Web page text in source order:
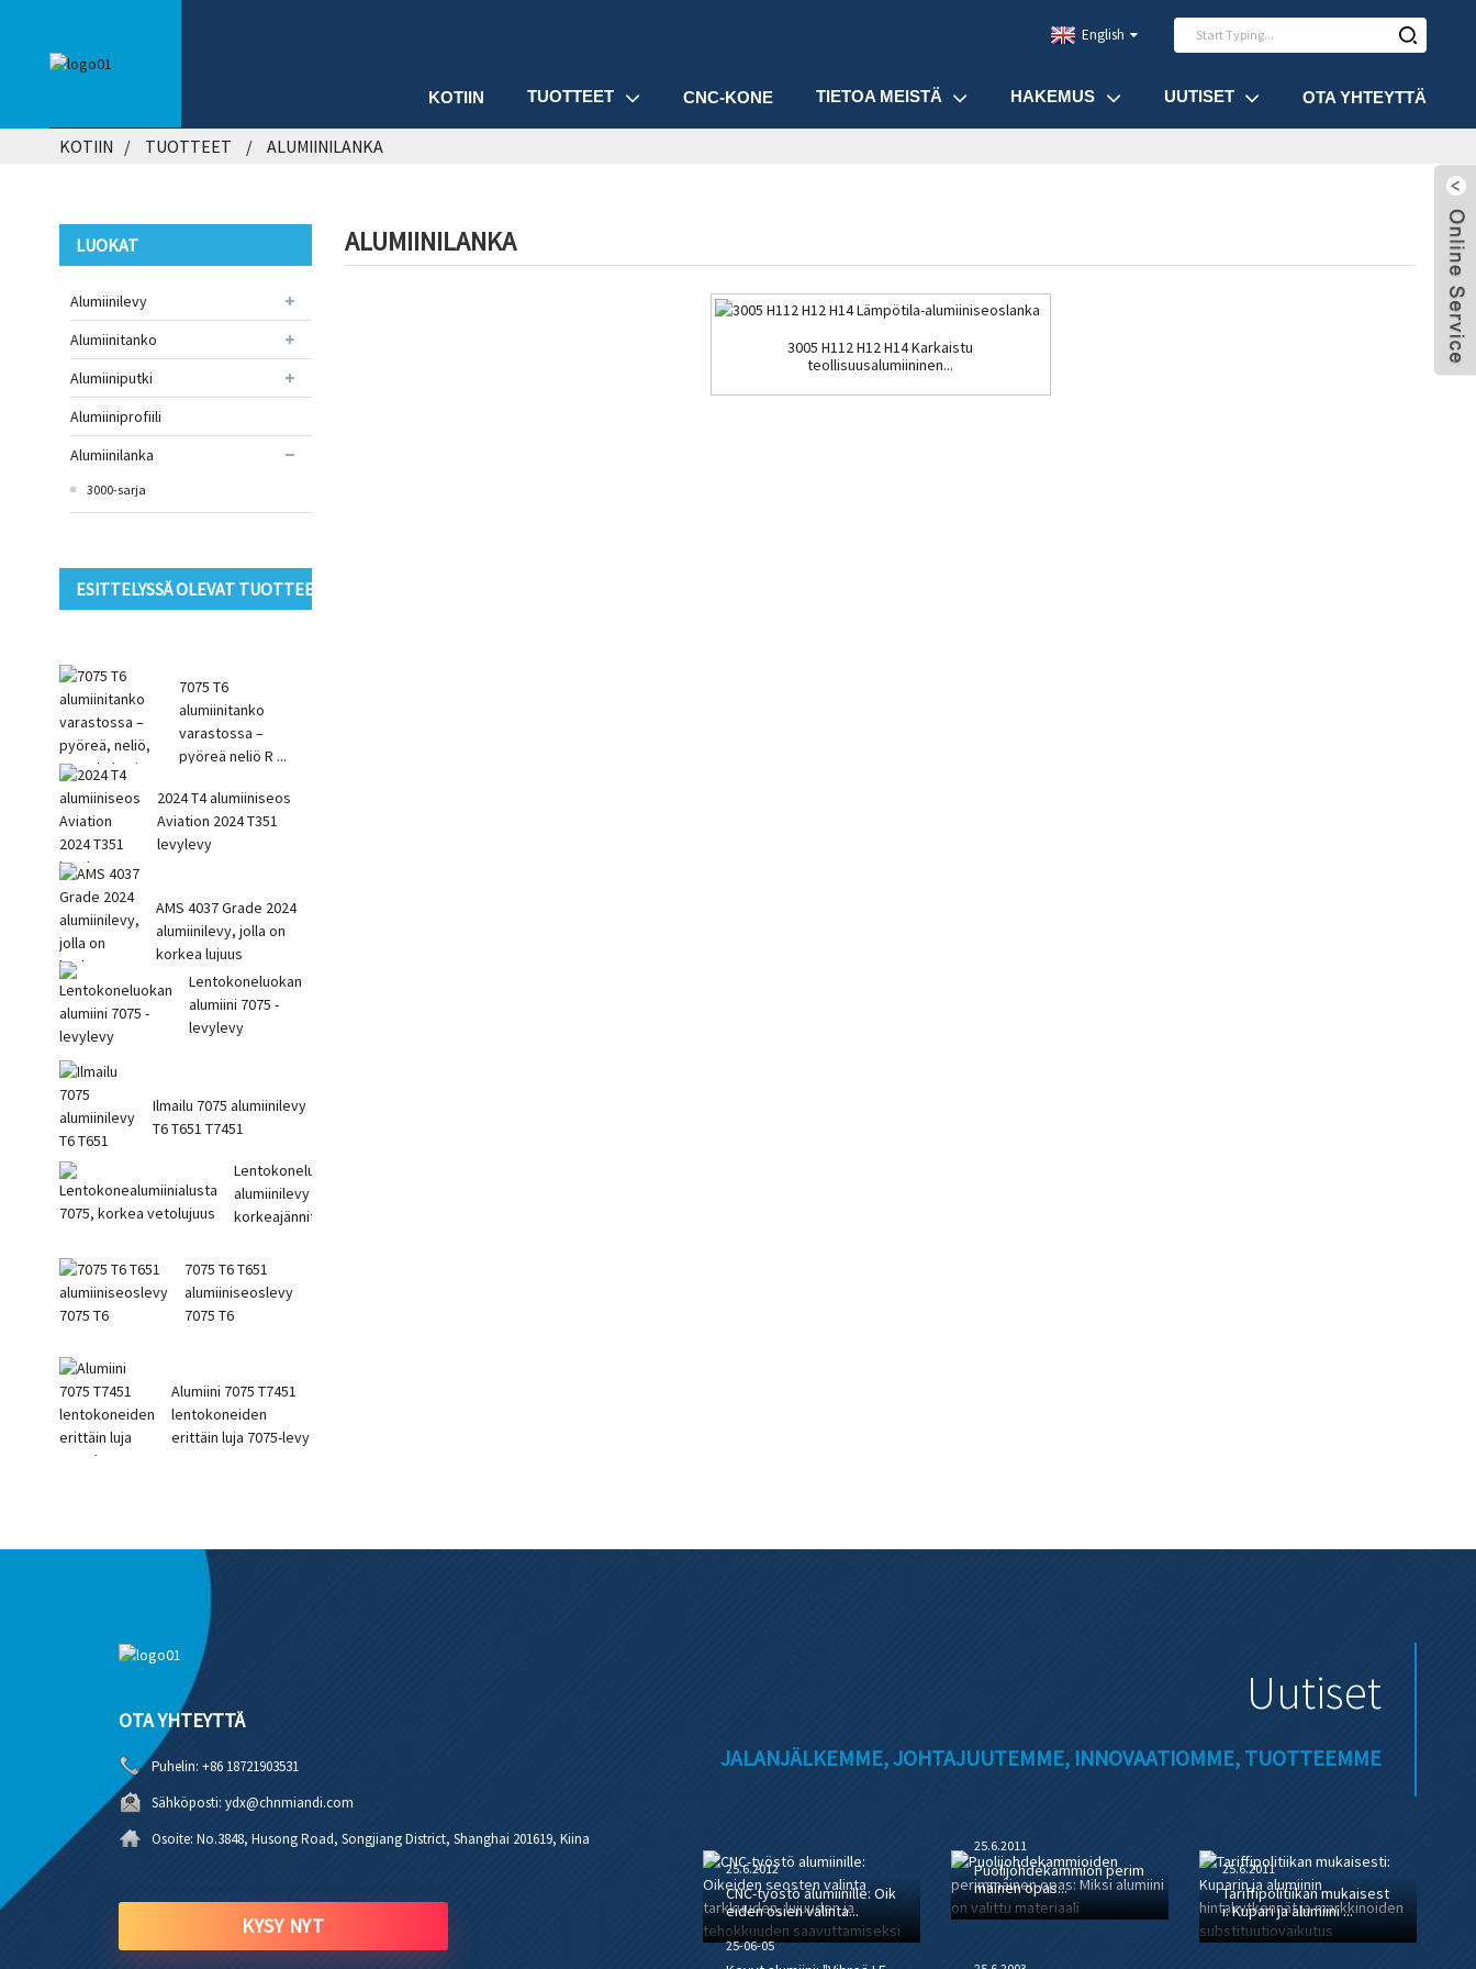
KOTIIN TUOTTEET CNC-KONE TIETOA MEISTÄ HAKEMUS UUTISET OTA YHTEYTTÄ
English
KOTIIN TUOTTEET ALUMIINILANKA
LUOKAT
Alumiinilevy
Alumiinitanko
Alumiiniputki
Alumiiniprofiili
Alumiinilanka
3000-sarja
ESITTELYSSÄ OLEVAT TUOTTEET
7075 T6
alumiinitanko
varastossa –
pyöreä neliö R ...
2024 T4 alumiiniseos
Aviation 2024 T351
levylevy
AMS 4037 Grade 2024
alumiinilevy, jolla on
korkea lujuus
Lentokoneluokan
alumiini 7075 -
levylevy
Ilmailu 7075 alumiinilevy
T6 T651 T7451
Lentokoneluokan
alumiinilevy 7075
korkeajännitteinen...
7075 T6 T651
alumiiniseoslevy
7075 T6
Alumiini 7075 T7451
lentokoneiden
erittäin luja 7075-levy
ALUMIINILANKA
3005 H112 H12 H14 Karkaistu
teollisuusalumiininen...
Uutiset
JALANJÄLKEMME, JOHTAJUUTEMME, INNOVAATIOMME, TUOTTEEMME
25.6.2012
CNC-työstö alumiinille: Oik
eiden osien valinta...
25.6.2011
Puolijohdekammion perim
mäinen opas...
25.6.2011
Tariffipolitiikan mukaisest
i: Kupari ja alumiini ...
25-06-05
OTA YHTEYTTÄ
Puhelin: +86 18721903531
Sähköposti: ydx@chnmiandi.com
Osoite: No.3848, Husong Road, Songjiang District, Shanghai 201619, Kiina
KYSY NYT